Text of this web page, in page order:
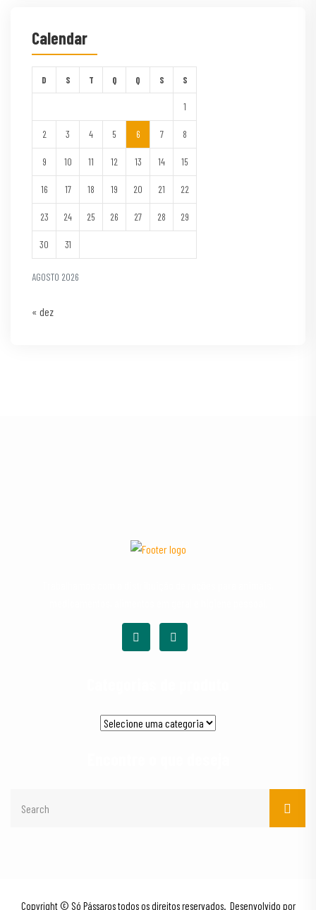
Calendar
AGOSTO 2026
D S T Q Q S S
1
2 3 4 5 6 7 8
9 10 11 12 13 14 15
16 17 18 19 20 21 22
23 24 25 26 27 28 29
30 31
« dez
Copyright © Só Pássaros todos os direitos reservados. Desenvolvido por